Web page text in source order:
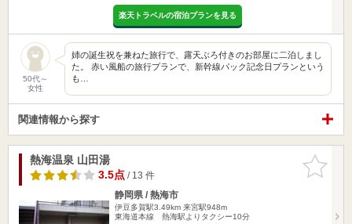
楽天トラベルの宿泊プランを見る
50代～
女性
姉の誕生祝を兼ねた旅行で、露天ぶろ付きのお部屋に二泊しまし
た。 赤い風船の旅行プランで、新幹線パック記念日プランという
も…
関連情報から探す
お気に入
りに追加
熱海温泉 山田湯
3.5点/ 13 件
静岡県 / 熱海市
伊豆多賀駅3.49km 来宮駅948m
東海道本線 熱海駅よりタクシー10分